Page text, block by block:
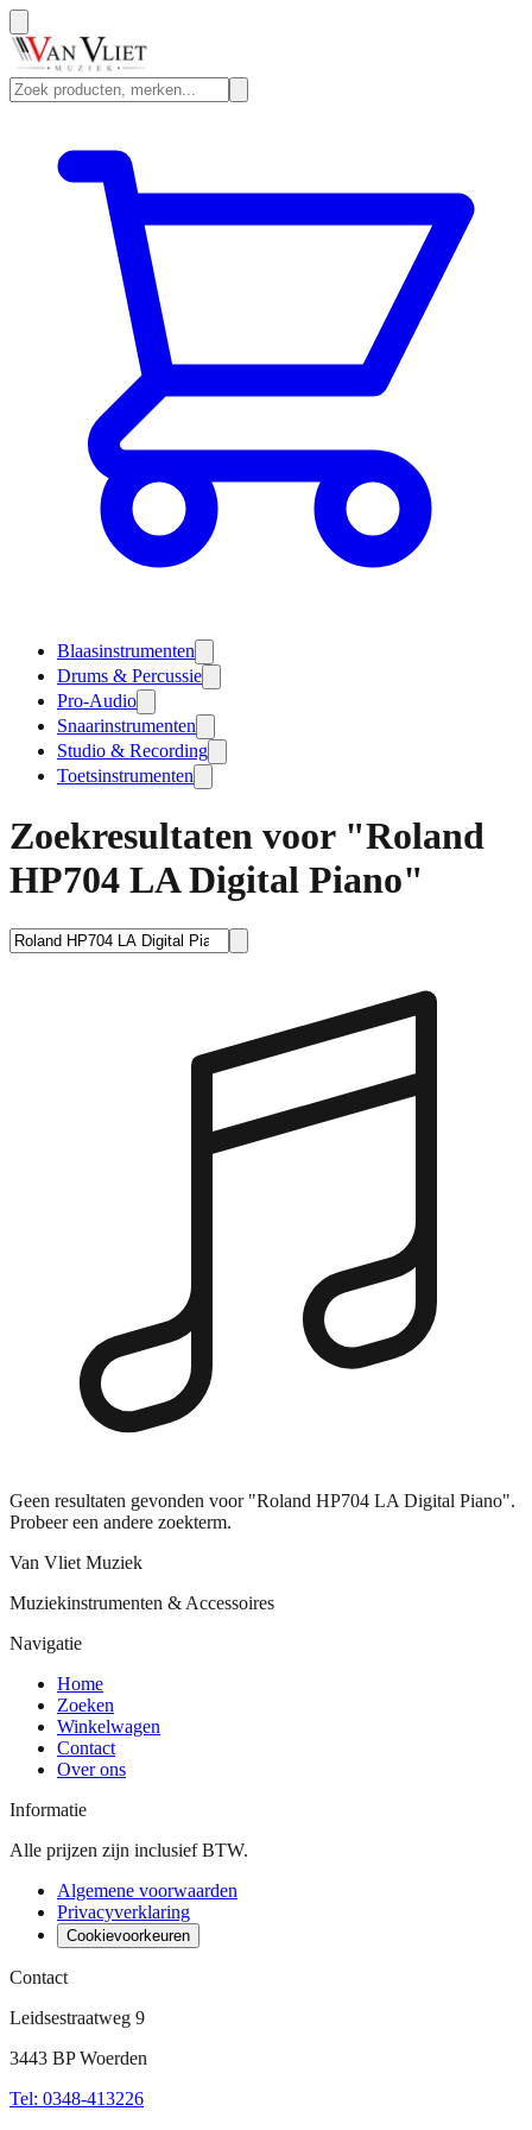
Blaasinstrumenten
Drums & Percussie
Pro-Audio
Snaarinstrumenten
Studio & Recording
Toetsinstrumenten
Zoekresultaten voor "Roland
HP704 LA Digital Piano"
Geen resultaten gevonden voor "Roland HP704 LA Digital Piano".
Probeer een andere zoekterm.
Van Vliet Muziek
Muziekinstrumenten & Accessoires
Navigatie
Home
Zoeken
Winkelwagen
Contact
Over ons
Informatie
Alle prijzen zijn inclusief BTW.
Algemene voorwaarden
Privacyverklaring
Cookievoorkeuren
Contact
Leidsestraatweg 9
3443 BP Woerden
Tel: 0348-413226